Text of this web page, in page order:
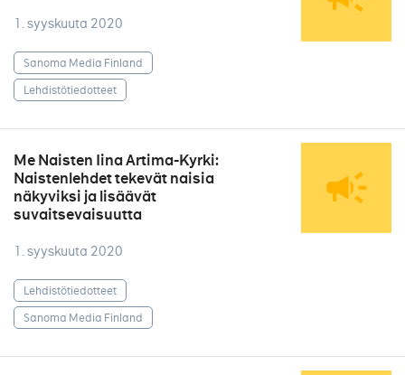
1. syyskuuta 2020
Sanoma Media Finland
Lehdistötiedotteet
Me Naisten Iina Artima-Kyrki:
Naistenlehdet tekevät naisia
näkyviksi ja lisäävät
suvaitsevaisuutta
1. syyskuuta 2020
Lehdistötiedotteet
Sanoma Media Finland